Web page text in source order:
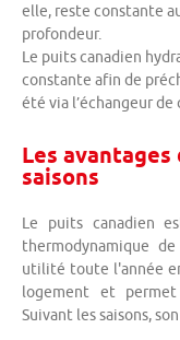
elle, reste constante
profondeur.
Le puits canadien
constante afin de
été via l’échangeur de
Les
saisons
Le puits canadien
thermodynamique
utilité toute l'année
logement et
Suivant les saisons,